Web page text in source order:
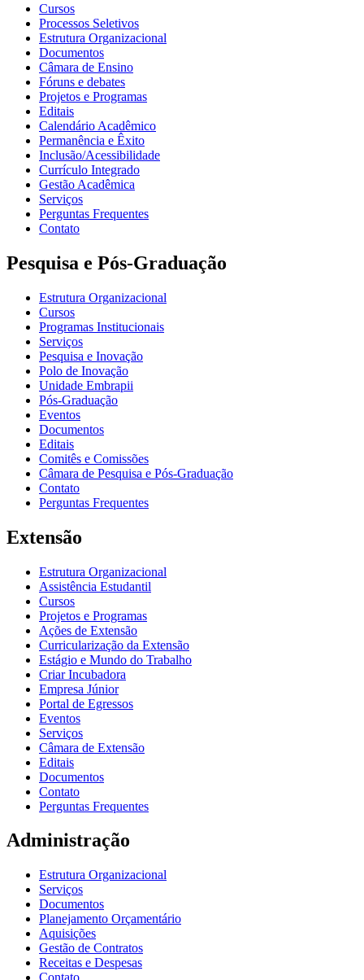
Cursos
Processos Seletivos
Estrutura Organizacional
Documentos
Câmara de Ensino
Fóruns e debates
Projetos e Programas
Editais
Calendário Acadêmico
Permanência e Êxito
Inclusão/Acessibilidade
Currículo Integrado
Gestão Acadêmica
Serviços
Perguntas Frequentes
Contato
Pesquisa e Pós-Graduação
Estrutura Organizacional
Cursos
Programas Institucionais
Serviços
Pesquisa e Inovação
Polo de Inovação
Unidade Embrapii
Pós-Graduação
Eventos
Documentos
Editais
Comitês e Comissões
Câmara de Pesquisa e Pós-Graduação
Contato
Perguntas Frequentes
Extensão
Estrutura Organizacional
Assistência Estudantil
Cursos
Projetos e Programas
Ações de Extensão
Curricularização da Extensão
Estágio e Mundo do Trabalho
Criar Incubadora
Empresa Júnior
Portal de Egressos
Eventos
Serviços
Câmara de Extensão
Editais
Documentos
Contato
Perguntas Frequentes
Administração
Estrutura Organizacional
Serviços
Documentos
Planejamento Orçamentário
Aquisições
Gestão de Contratos
Receitas e Despesas